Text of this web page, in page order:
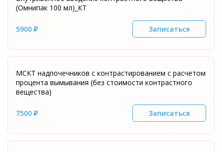
(Омнипак 100 мл)_КТ
5900 ₽ Записаться
МСКТ надпочечников с контрастированием с расчетом
процента вымывания (без стоимости контрастного
вещества)
7500 ₽ Записаться